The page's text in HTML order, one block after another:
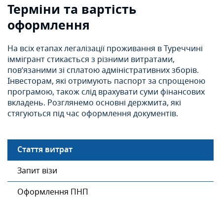
Терміни та вартість
оформлення
На всіх етапах легалізації проживання в Туреччині
іммігрант стикається з різними витратами,
пов’язаними зі сплатою адміністративних зборів.
Інвесторам, які отримують паспорт за спрощеною
програмою, також слід врахувати суми фінансових
вкладень. Розглянемо основні держмита, які
стягуються під час оформлення документів.
Стаття витрат
Запит візи
Оформлення ПНП